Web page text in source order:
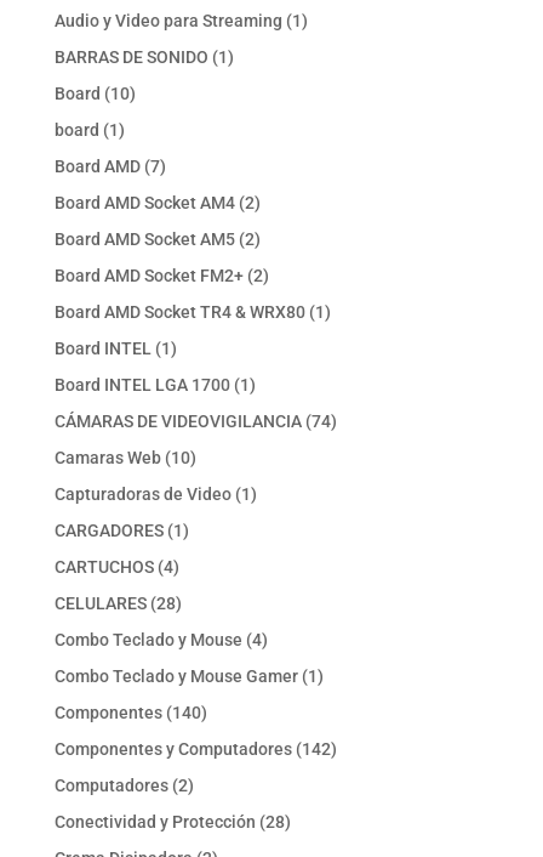
productos
Audio y Video para Streaming 11
BARRAS DE SONIDO 11
Board 1010
board 11
producto
Board AMD 77
productos
Board AMD Socket AM4 22
productos
Board AMD Socket AM5 22
productos
Board AMD Socket FM2+ 22
productos
Board AMD Socket TR4 & WRX80 11
Board INTEL 11
producto
Board INTEL LGA 1700 11
producto
CÁMARAS DE VIDEOVIGILANCIA 7474
Camaras Web 1010
productos
Capturadoras de Video 11
CARGADORES 11
CARTUCHOS 44
productos
CELULARES 2828
productos
Combo Teclado y Mouse 44
productos
Combo Teclado y Mouse Gamer 11
Componentes 140140
productos
Componentes y Computadores 142142
Computadores 22
productos
Conectividad y Protección 2828